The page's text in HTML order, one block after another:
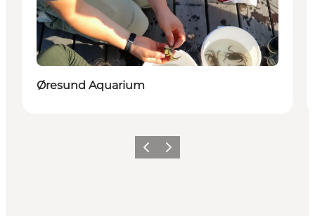
Øresund Aquarium
Precedente
Avanti